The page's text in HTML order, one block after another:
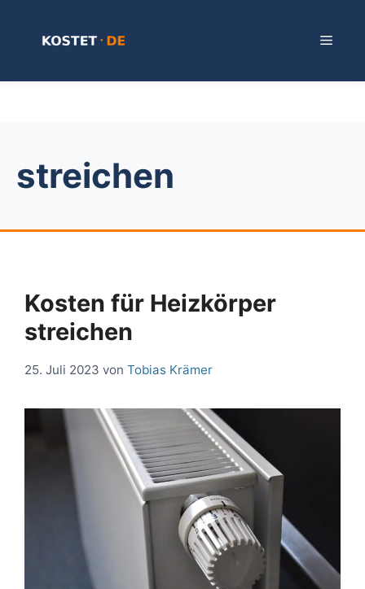
Menü
streichen
Kosten für Heizkörper
streichen
25. Juli 2023 von Tobias Krämer